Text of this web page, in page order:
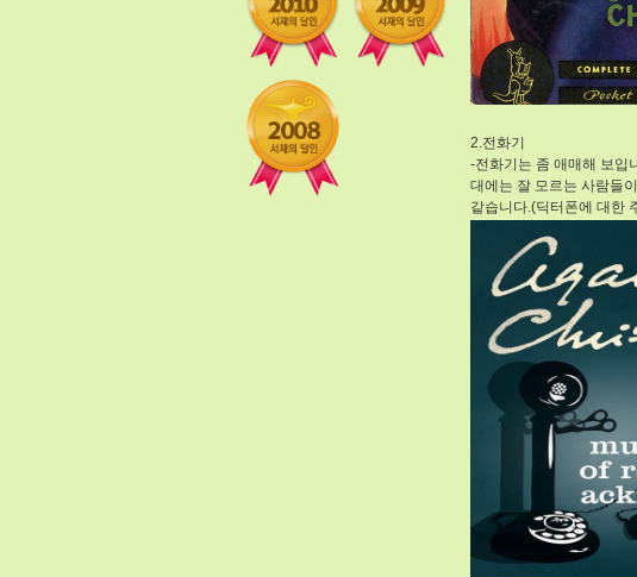
2.전화기
-전화기는 좀 애매해 보입
대에는 잘 모르는 사람들
같습니다.(딕터폰에 대한